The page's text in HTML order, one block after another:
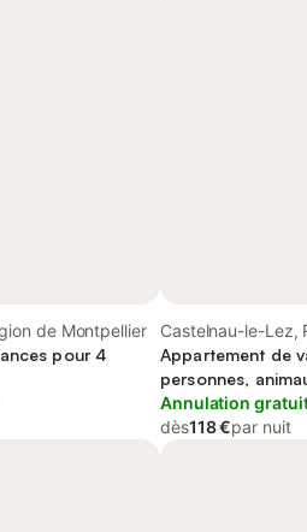
de Montpellier
pour 4
Castelnau-le-Lez,
Appartement de
personnes,
Annulation
dès118 €par nuit